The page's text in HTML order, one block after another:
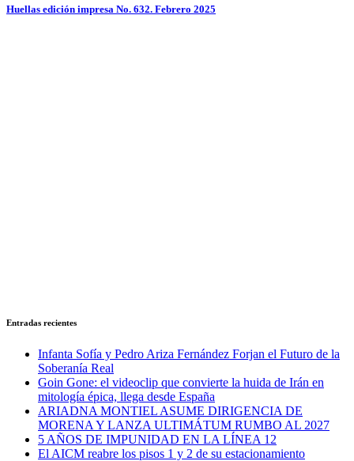
Huellas edición impresa No. 632. Febrero 2025
Entradas recientes
Infanta Sofía y Pedro Ariza Fernández Forjan el Futuro de la
Soberanía Real
Goin Gone: el videoclip que convierte la huida de Irán en
mitología épica, llega desde España
ARIADNA MONTIEL ASUME DIRIGENCIA DE
MORENA Y LANZA ULTIMÁTUM RUMBO AL 2027
5 AÑOS DE IMPUNIDAD EN LA LÍNEA 12
El AICM reabre los pisos 1 y 2 de su estacionamiento